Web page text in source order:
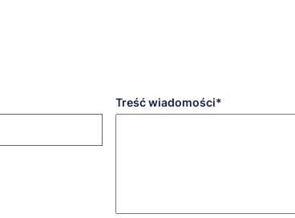
Treść wiadomości